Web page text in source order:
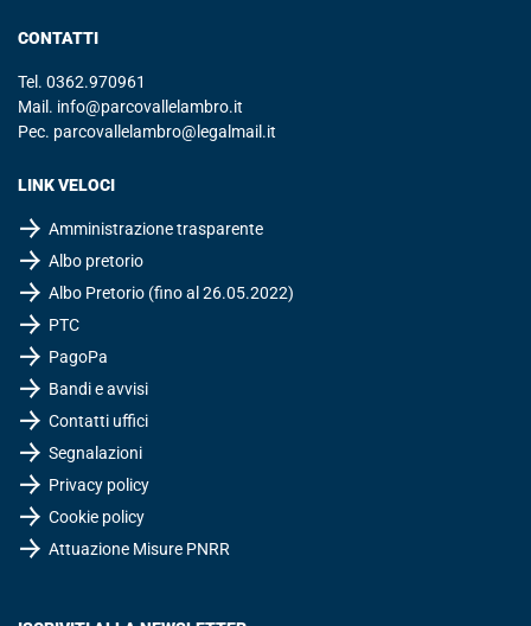
CONTATTI
Tel. 0362.970961
Mail. info@parcovallelambro.it
Pec. parcovallelambro@legalmail.it
LINK VELOCI
Amministrazione trasparente
Albo pretorio
Albo Pretorio (fino al 26.05.2022)
PTC
PagoPa
Bandi e avvisi
Contatti uffici
Segnalazioni
Privacy policy
Cookie policy
Attuazione Misure PNRR